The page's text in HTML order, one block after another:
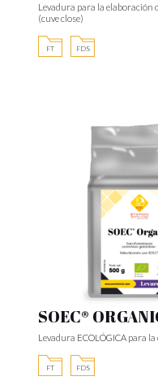
Levadura para la elaboración
(cuve close)
FT FDS
SOEC®
Levadura ECOLÓGICA para
FT FDS